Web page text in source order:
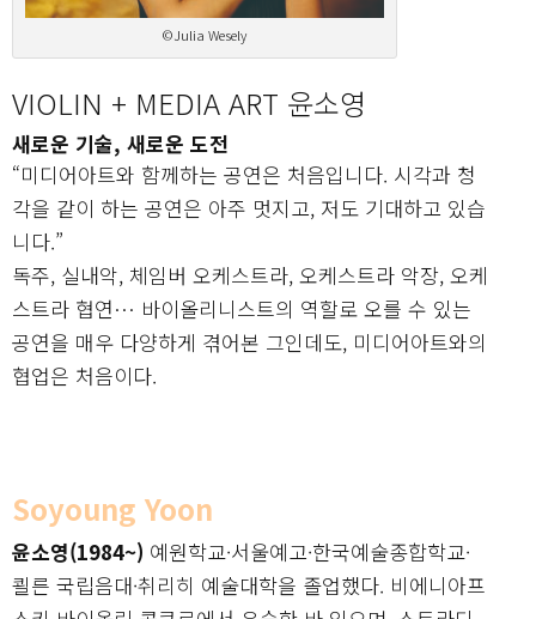
©Julia Wesely
VIOLIN + MEDIA ART 윤소영
새로운 기술, 새로운 도전
“미디어아트와 함께하는 공연은 처음입니다. 시각과 청
각을 같이 하는 공연은 아주 멋지고, 저도 기대하고 있습
니다.”
독주, 실내악, 체임버 오케스트라, 오케스트라 악장, 오케
스트라 협연… 바이올리니스트의 역할로 오를 수 있는
공연을 매우 다양하게 겪어본 그인데도, 미디어아트와의
협업은 처음이다.
Soyoung Yoon
윤소영(1984~) 예원학교·서울예고·한국예술종합학교·
쾰른 국립음대·취리히 예술대학을 졸업했다. 비에니아프